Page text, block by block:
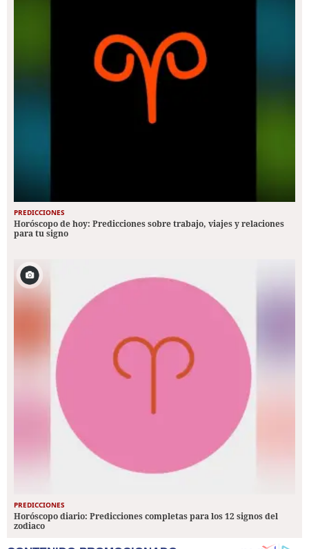
PREDICCIONES
Horóscopo de hoy: Predicciones sobre trabajo, viajes y relaciones
para tu signo
PREDICCIONES
Horóscopo diario: Predicciones completas para los 12 signos del
zodiaco